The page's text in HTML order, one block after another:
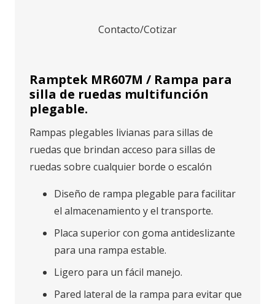
Contacto/Cotizar
Ramptek MR607M / Rampa para
silla de ruedas multifunción
plegable.
Rampas plegables livianas para sillas de
ruedas que brindan acceso para sillas de
ruedas sobre cualquier borde o escalón
Diseño de rampa plegable para facilitar
el almacenamiento y el transporte.
Placa superior con goma antideslizante
para una rampa estable.
Ligero para un fácil manejo.
Pared lateral de la rampa para evitar que